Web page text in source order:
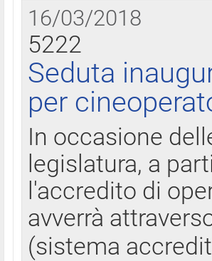
16/03/2018
5222
Seduta
per
In occasione
legislatura, a
l'accredito di
avverrà
(sistema